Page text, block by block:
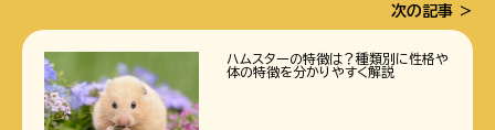
次の記事
ハムスターの特徴は？種類別に性格や
体の特徴を分かりやすく解説